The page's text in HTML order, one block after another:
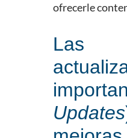
ofrecerle
Las
Updates